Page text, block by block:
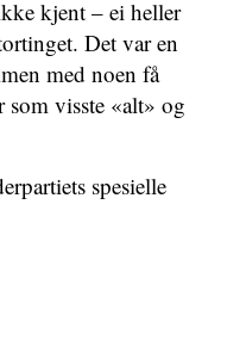
kjent – ei heller
Det var en
med noen få
som visste «alt» og
spesielle